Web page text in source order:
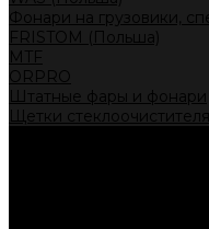
Фонари на грузовики,
FRISTOM (Польша)
MTF
ORPRO
Штатные фары и фонари
Щетки стеклоочистителя